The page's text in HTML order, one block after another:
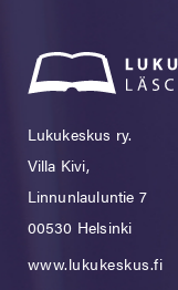
Lukukeskus ry.
Villa Kivi,
Linnunlauluntie 7
00530 Helsinki
www.lukukeskus.fi